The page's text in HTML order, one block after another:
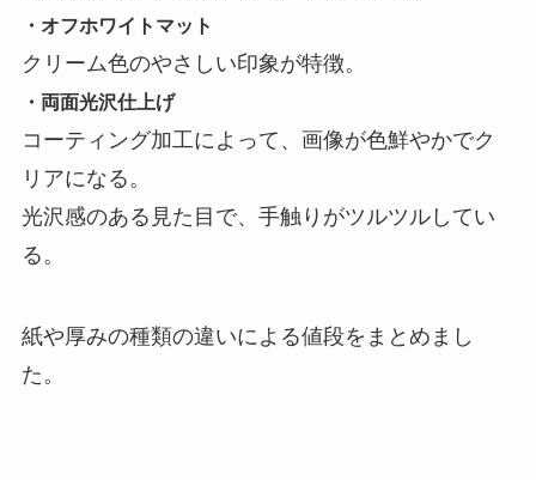
・オフホワイトマット
クリーム色のやさしい印象が特徴。
・両面光沢仕上げ
コーティング加工によって、画像が色鮮やかでク
リアになる。
光沢感のある見た目で、手触りがツルツルしてい
る。
紙や厚みの種類の違いによる値段をまとめまし
た。